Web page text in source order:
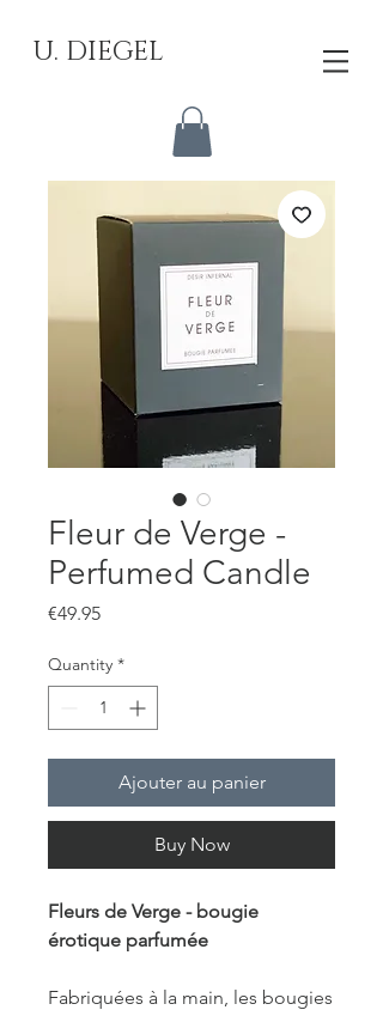
U. DIEGEL
Fleur de Verge -
Perfumed Candle
€49.95Price
Quantity *
Ajouter au panier
Buy Now
Fleurs de Verge - bougie
érotique parfumée
Fabriquées à la main, les bougies